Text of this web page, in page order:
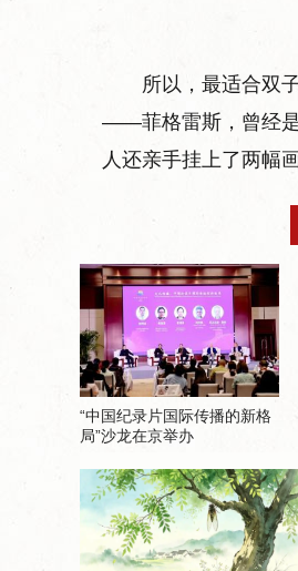
所以，最适合双
——菲格雷斯，曾经是
人还亲手挂上了两幅
“中国纪录片国际传播的新格
局”沙龙在京举办